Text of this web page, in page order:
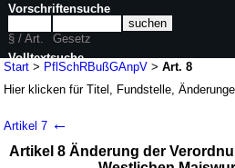
Start > PflSchRBußGAnpV >Art. 8
Hier klicken fürTitel, Fundstelle,
und Bußgeldvorschriften in
pflanzenschutzrechtlichen
Artikel 7 ←
Artikel 8 Änderung der
Vorschriftensuche
§ / Art.
Gesetz
Volltextsuche
nur in PflSchRBußGAnpV